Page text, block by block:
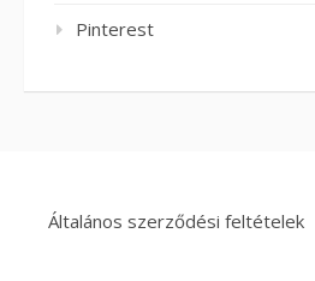
Pinterest
Általános szerződési feltételek